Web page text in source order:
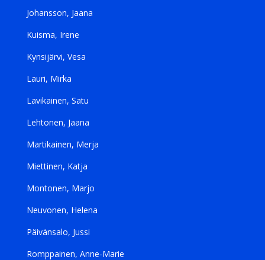
Johansson, Jaana
Kuisma, Irene
Kynsijärvi, Vesa
Lauri, Mirka
Lavikainen, Satu
Lehtonen, Jaana
Martikainen, Merja
Miettinen, Katja
Montonen, Marjo
Neuvonen, Helena
Päivänsalo, Jussi
Romppainen, Anne-Marie